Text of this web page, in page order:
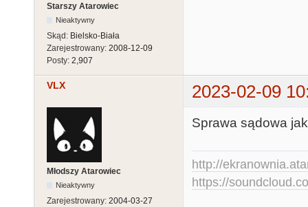
Starszy Atarowiec
Nieaktywny
Skąd: Bielsko-Biała
Zarejestrowany: 2008-12-09
Posty: 2,907
VLX 2023-02-09
Młodszy Atarowiec
Nieaktywny
Zarejestrowany: 2004-03-27
Sprawa sądowa
http://
https://